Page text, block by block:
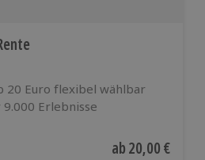
20 Euro flexibel wählbar
Erlebnisse
Aktueller Preis
ab20,00 €